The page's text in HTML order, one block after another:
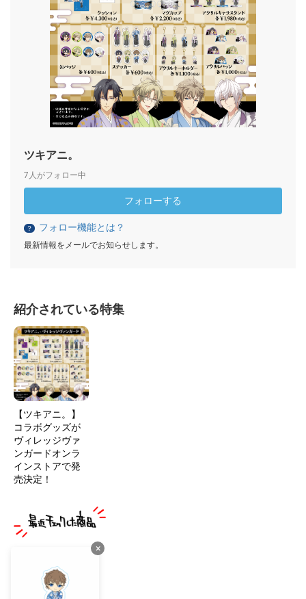
ツキアニ。
7人がフォロー中
フォローする
？ フォロー機能とは？
最新情報をメールでお知らせします。
紹介されている特集
【ツキアニ。】
コラボグッズが
ヴィレッジヴァ
ンガードオンラ
インストアで発
売決定！
×